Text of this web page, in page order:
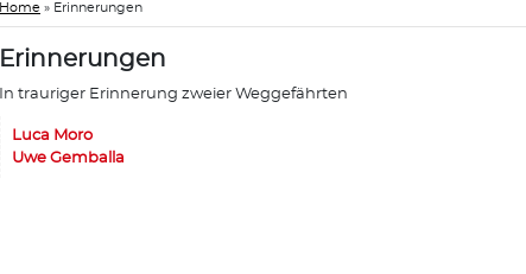
Home » Erinnerungen
Erinnerungen
In trauriger Erinnerung zweier Weggefährten
Luca Moro
Uwe Gemballa